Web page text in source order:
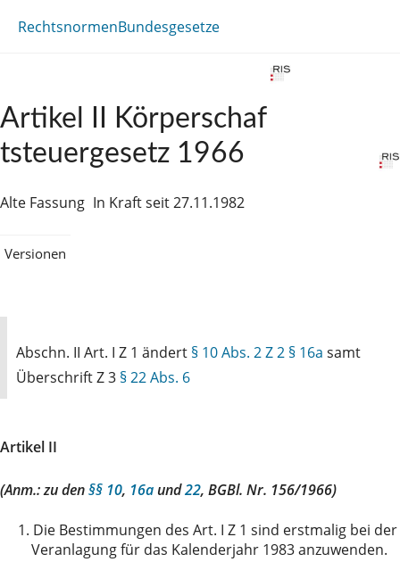
RechtsnormenBundesgesetze
Artikel II Körperschaf
tsteuergesetz 1966
Alte Fassung In Kraft seit 27.11.1982
Versionen
Abschn. II Art. I Z 1 ändert § 10 Abs. 2 Z 2 § 16a samt
Überschrift Z 3 § 22 Abs. 6
Artikel II
(Anm.: zu den§§ 10, 16a und22, BGBl. Nr. 156/1966)
1. Die Bestimmungen des Art. I Z 1 sind erstmalig bei der
Veranlagung für das Kalenderjahr 1983 anzuwenden.